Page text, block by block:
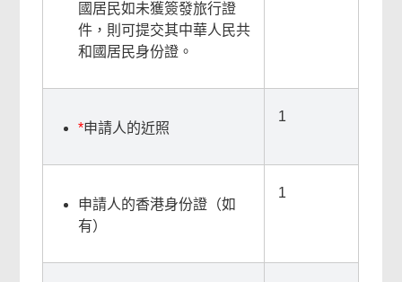
國居民如未獲簽發旅行證
件，則可提交其中華人民共
和國居民身份證。
*申請人的近照
1
申請人的香港身份證（如
有）
1